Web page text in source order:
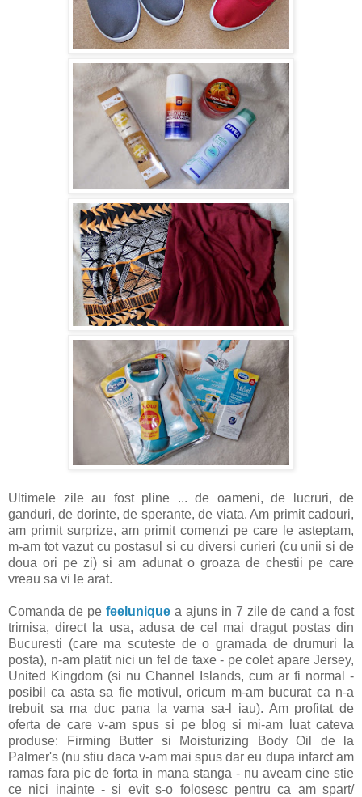
Ultimele zile au fost pline ... de oameni, de lucruri, de
ganduri, de dorinte, de sperante, de viata. Am primit cadouri,
am primit surprize, am primit comenzi pe care le asteptam,
m-am tot vazut cu postasul si cu diversi curieri (cu unii si de
doua ori pe zi) si am adunat o groaza de chestii pe care
vreau sa vi le arat.
Comanda de pe feelunique a ajuns in 7 zile de cand a fost
trimisa, direct la usa, adusa de cel mai dragut postas din
Bucuresti (care ma scuteste de o gramada de drumuri la
posta), n-am platit nici un fel de taxe - pe colet apare Jersey,
United Kingdom (si nu Channel Islands, cum ar fi normal -
posibil ca asta sa fie motivul, oricum m-am bucurat ca n-a
trebuit sa ma duc pana la vama sa-l iau). Am profitat de
oferta de care v-am spus si pe blog si mi-am luat cateva
produse: Firming Butter si Moisturizing Body Oil de la
Palmer's (nu stiu daca v-am mai spus dar eu dupa infarct am
ramas fara pic de forta in mana stanga - nu aveam cine stie
ce nici inainte - si evit s-o folosesc pentru ca am spart/